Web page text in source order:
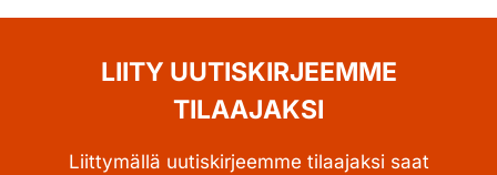
LIITY UUTISKIRJEEMME
TILAAJAKSI
Liittymällä uutiskirjeemme tilaajaksi saat